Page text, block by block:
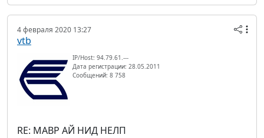
4 февраля 2020 13:27
vtb
IP/Host: 94.79.61.---
Дата регистрации: 28.05.2011
Сообщений: 8 758
RE: МАВР АЙ НИД НЕЛП